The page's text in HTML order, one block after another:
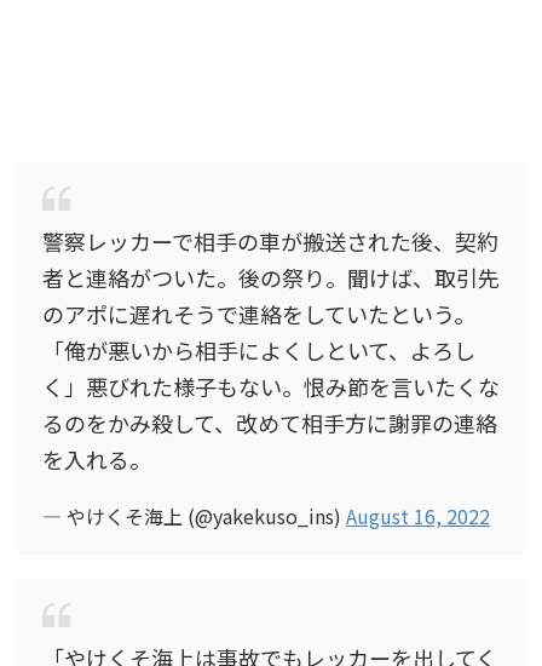
警察レッカーで相手の車が搬送された後、契約
者と連絡がついた。後の祭り。聞けば、取引先
のアポに遅れそうで連絡をしていたという。
「俺が悪いから相手によくしといて、よろし
く」悪びれた様子もない。恨み節を言いたくな
るのをかみ殺して、改めて相手方に謝罪の連絡
を入れる。
— やけくそ海上 (@yakekuso_ins) August 16, 2022
「やけくそ海上は事故でもレッカーを出してく